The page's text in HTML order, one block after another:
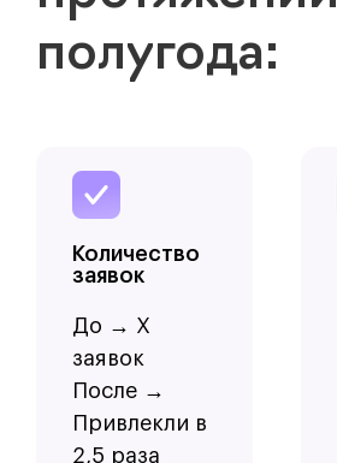
полугода:
Количество
заявок
До → Х
заявок
После →
Привлекли в
2,5 раза